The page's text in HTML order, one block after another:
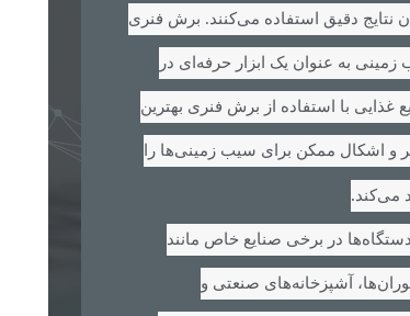
نتایج دقیق استفاده می‌کنند. برش فنری
به عنوان یک ابزار حرفه‌ای در
غذایی با استفاده از برش فنری بهترین
و اشکال ممکن برای سیب زمینی‌ها را
می‌کند.
در برخی صنایع خاص مانند
آشپزخانه‌های صنعتی و